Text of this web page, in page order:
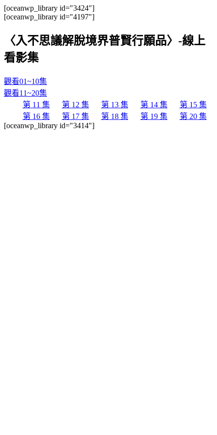
[oceanwp_library id="3424"]
[oceanwp_library id="4197"]
〈入不思議解脫境界普賢行願品〉-線上
看影集
觀看01~10集
觀看11~20集
第 11 集
第 12 集 第 13 集 第 14 集
第 15 集
第 16 集
第 17 集 第 18 集 第 19 集
第 20 集
[oceanwp_library id="3414"]